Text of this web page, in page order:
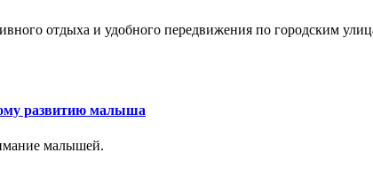
отдыха и удобного передвижения по городским
развитию малыша
малышей.